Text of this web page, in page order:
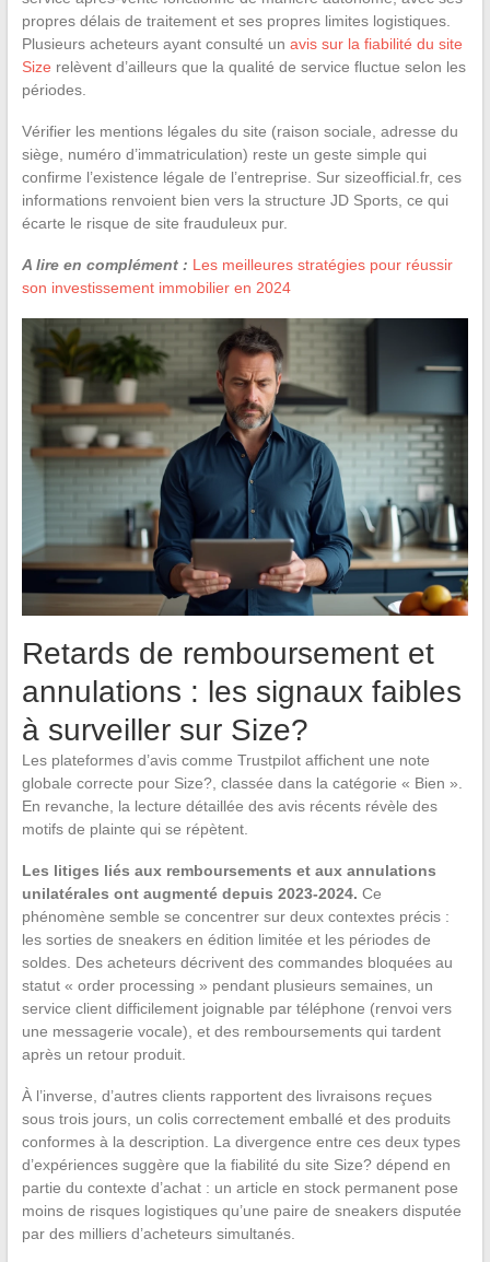
propres délais de traitement et ses propres limites logistiques.
Plusieurs acheteurs ayant consulté un avis sur la fiabilité du site
Size relèvent d’ailleurs que la qualité de service fluctue selon les
périodes.
Vérifier les mentions légales du site (raison sociale, adresse du
siège, numéro d’immatriculation) reste un geste simple qui
confirme l’existence légale de l’entreprise. Sur sizeofficial.fr, ces
informations renvoient bien vers la structure JD Sports, ce qui
écarte le risque de site frauduleux pur.
A lire en complément : Les meilleures stratégies pour réussir
son investissement immobilier en 2024
Retards de remboursement et
annulations : les signaux faibles
à surveiller sur Size?
Les plateformes d’avis comme Trustpilot affichent une note
globale correcte pour Size?, classée dans la catégorie « Bien ».
En revanche, la lecture détaillée des avis récents révèle des
motifs de plainte qui se répètent.
Les litiges liés aux remboursements et aux annulations
unilatérales ont augmenté depuis 2023-2024. Ce
phénomène semble se concentrer sur deux contextes précis :
les sorties de sneakers en édition limitée et les périodes de
soldes. Des acheteurs décrivent des commandes bloquées au
statut « order processing » pendant plusieurs semaines, un
service client difficilement joignable par téléphone (renvoi vers
une messagerie vocale), et des remboursements qui tardent
après un retour produit.
À l’inverse, d’autres clients rapportent des livraisons reçues
sous trois jours, un colis correctement emballé et des produits
conformes à la description. La divergence entre ces deux types
d’expériences suggère que la fiabilité du site Size? dépend en
partie du contexte d’achat : un article en stock permanent pose
moins de risques logistiques qu’une paire de sneakers disputée
par des milliers d’acheteurs simultanés.